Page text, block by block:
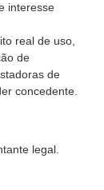
interesse
real de uso,
de
de
concedente.
legal.